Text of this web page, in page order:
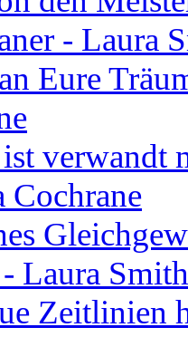
- Laura
Eure
verwandt
Cochrane
Laura
Zeitlinien